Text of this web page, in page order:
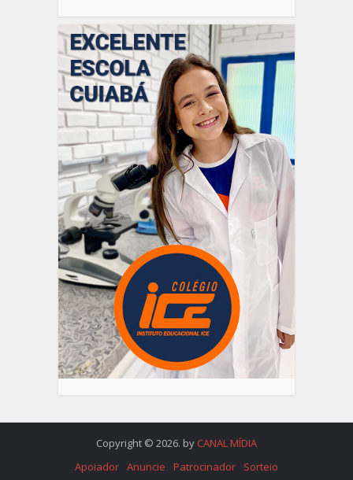
Copyright © 2026. by CANAL MÍDIA
Apoiador Anuncie Patrocinador Sorteio